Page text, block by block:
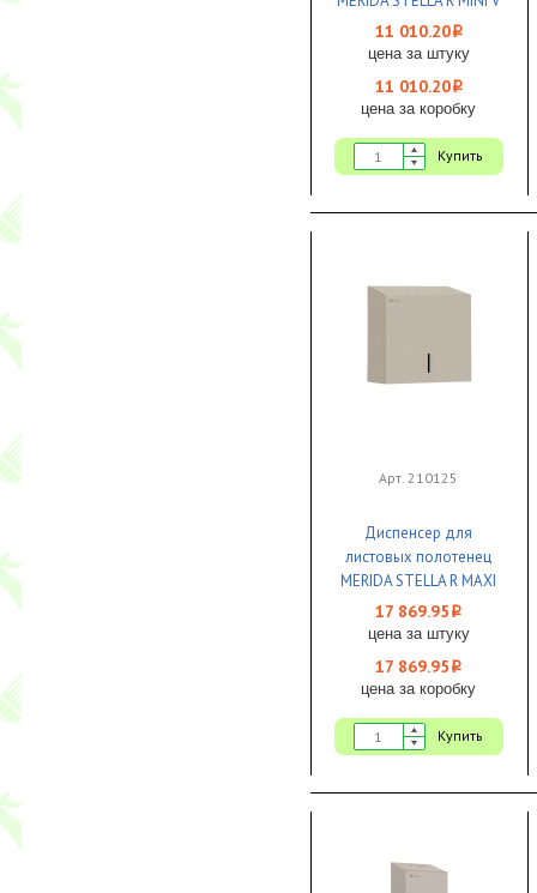
металл матовый 1/1
11 010.20i
цена за штуку
11 010.20i
цена за коробку
Купить
Арт. 210125
Диспенсер для
листовых полотенец
MERIDA STELLA R MAXI
Anti Finger V металл
матовый 1/1
17 869.95 i
цена за штуку
17 869.95 i
цена за коробку
Купить